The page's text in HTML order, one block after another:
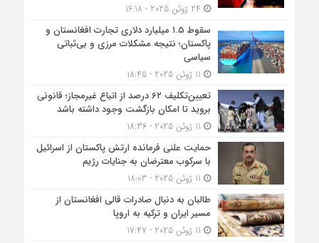
سقوط ۱.۵ میلیارد دلاری تجارت افغانستان و
پاکستان؛ نتیجه مشکلات مرزی و بی‌ثباتی
سیاسی
تعیین‌تکلیف ۶۲ درصد از اتباع غیرمجاز؛ قانونی
بروید تا امکان بازگشت وجود داشته باشد
حمایت علنی فرمانده ارتش پاکستان از اسرائیل
با سرکوب معترضان به جنایات رژیم
طالبان به دنبال صادرات قالی افغانستان از
مسیر ایران و ترکیه به اروپا